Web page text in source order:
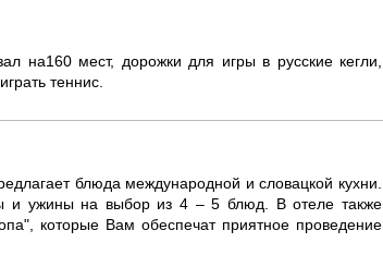
на160 мест, дорожки для игры в русские кегли,
теннис.
блюда международной и словацкой кухни.
и ужины на выбор из 4 – 5 блюд. В отеле также
которые Вам обеспечат приятное проведение